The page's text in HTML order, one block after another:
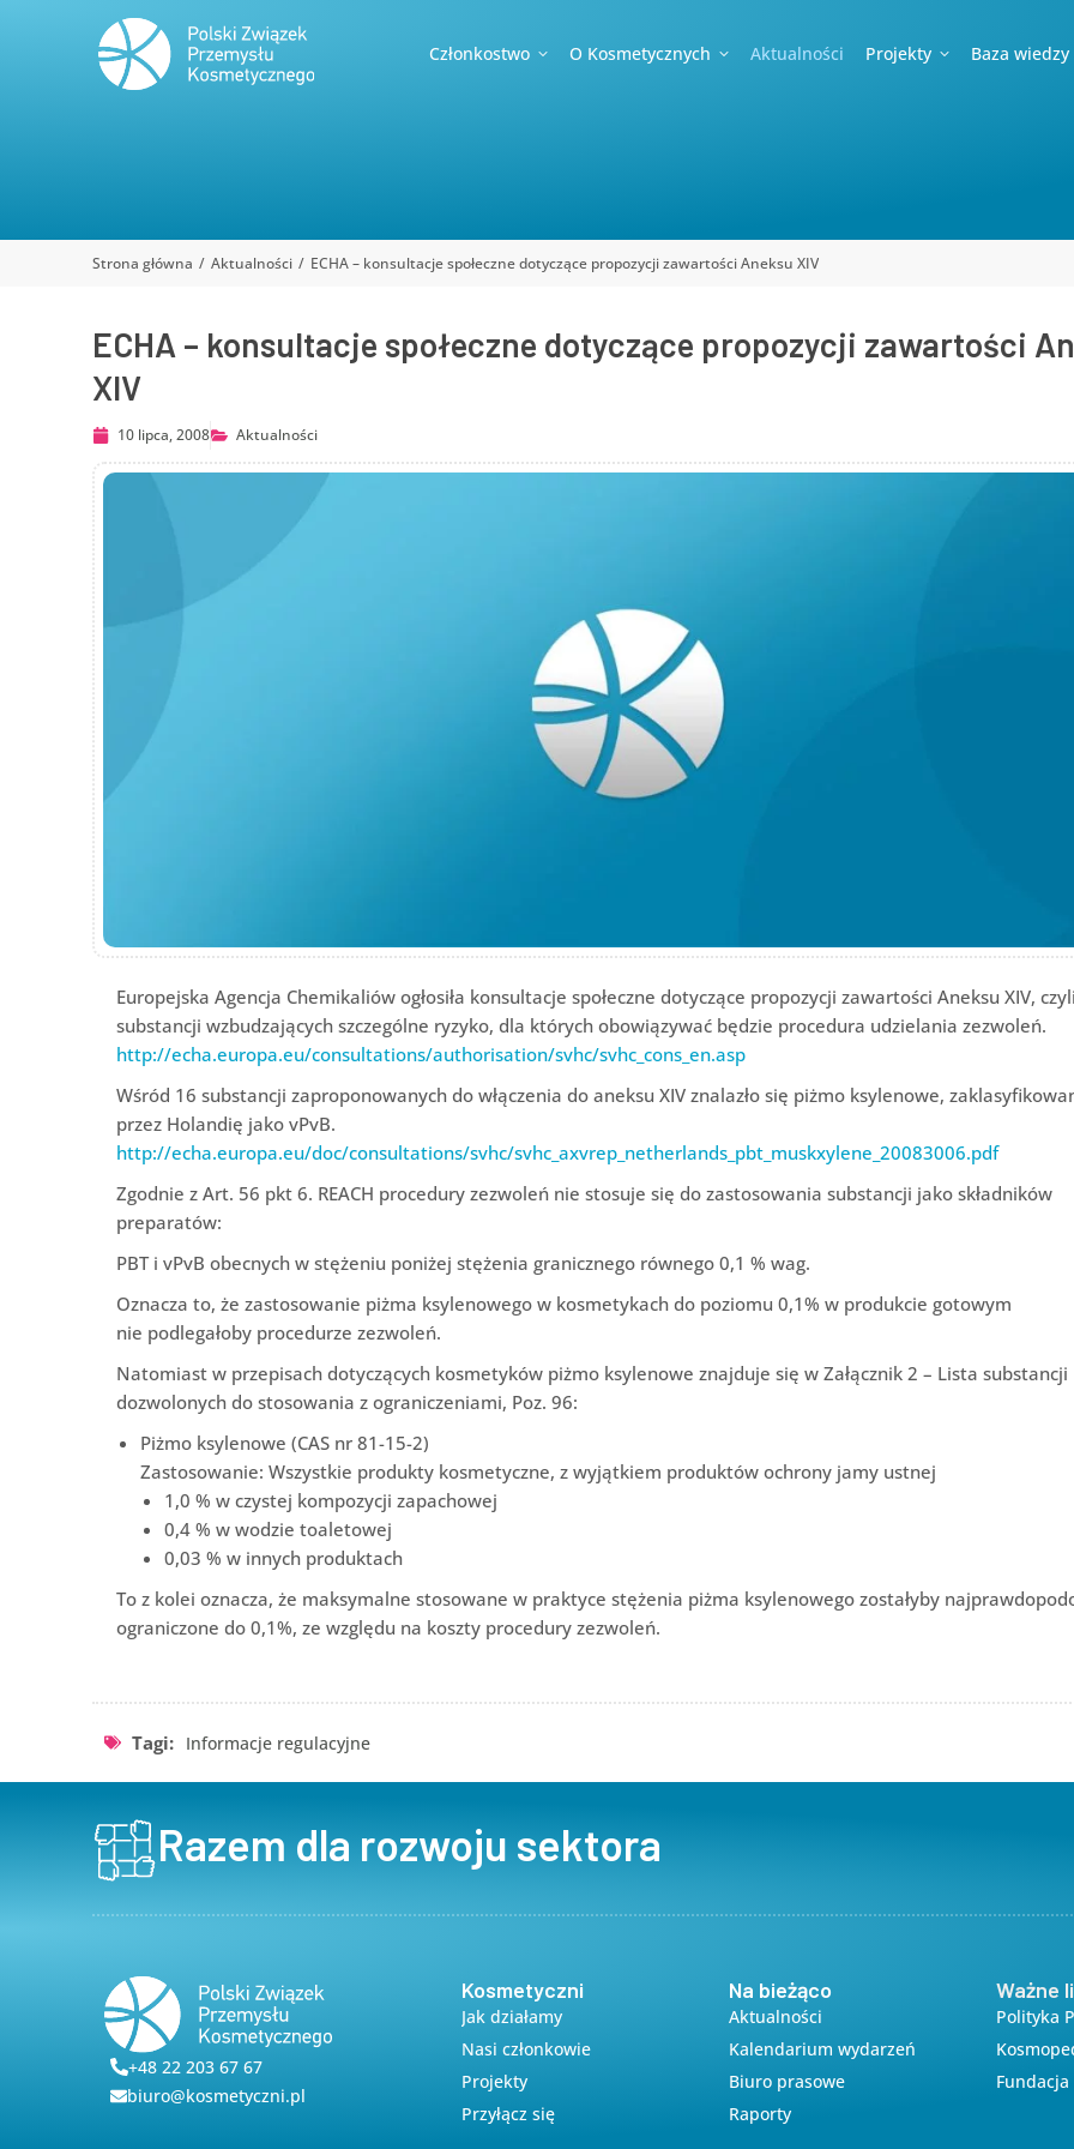
Członkostwo O Kosmetycznych Aktualności Projekty Baza wiedzy
Jesteś tutaj:
Strona główna Aktualności ECHA – konsultacje społeczne dotyczące propozycji zawartości Aneksu XIV
ECHA – konsultacje społeczne dotyczące propozycji zawartości
XIV
10 lipca, 2008 Aktualności
Europejska Agencja Chemikaliów ogłosiła konsultacje społeczne dotyczące propozycji zawartości Aneksu XIV,
substancji wzbudzających szczególne ryzyko, dla których obowiązywać będzie procedura udzielania zezwoleń.
http://echa.europa.eu/consultations/authorisation/svhc/svhc_cons_en.asp
Wśród 16 substancji zaproponowanych do włączenia do aneksu XIV znalazło się piżmo ksylenowe,
przez Holandię jako vPvB.
http://echa.europa.eu/doc/consultations/svhc/svhc_axvrep_netherlands_pbt_muskxylene_20083006.pdf
Zgodnie z Art. 56 pkt 6. REACH procedury zezwoleń nie stosuje się do zastosowania substancji jako składników
preparatów:
PBT i vPvB obecnych w stężeniu poniżej stężenia granicznego równego 0,1 % wag.
Oznacza to, że zastosowanie piżma ksylenowego w kosmetykach do poziomu 0,1% w produkcie gotowym
nie podlegałoby procedurze zezwoleń.
Natomiast w przepisach dotyczących kosmetyków piżmo ksylenowe znajduje się w Załącznik 2 – Lista substancji
dozwolonych do stosowania z ograniczeniami, Poz. 96:
Piżmo ksylenowe (CAS nr 81-15-2)
Zastosowanie: Wszystkie produkty kosmetyczne, z wyjątkiem produktów ochrony jamy ustnej
1,0 % w czystej kompozycji zapachowej
0,4 % w wodzie toaletowej
0,03 % w innych produktach
To z kolei oznacza, że maksymalne stosowane w praktyce stężenia piżma ksylenowego zostałyby
ograniczone do 0,1%, ze względu na koszty procedury zezwoleń.
Tagi: Informacje regulacyjne
Razem dla rozwoju sektora
+48 22 203 67 67
biuro@kosmetyczni.pl
Kosmetyczni
Jak działamy
Nasi członkowie
Projekty
Przyłącz się
Na bieżąco
Aktualności
Kalendarium wydarzeń
Biuro prasowe
Raporty
Ważne
Polityka